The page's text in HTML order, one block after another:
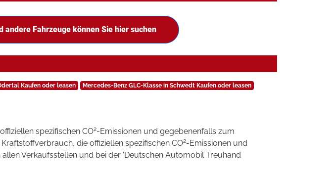
andere Fahrzeuge können Sie hier suchen
Kaufen oder leasen Mercedes-Benz GLC-Klasse in Schwedt Kaufen oder leasen
spezifischen CO2-Emissionen und gegebenenfalls zum
die offiziellen spezifischen CO2-Emissionen und
Verkaufsstellen und bei der 'Deutschen Automobil Treuhand